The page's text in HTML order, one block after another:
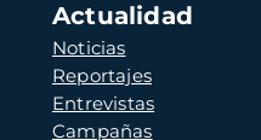
Actualidad
Noticias
Reportajes
Entrevistas
Campañas